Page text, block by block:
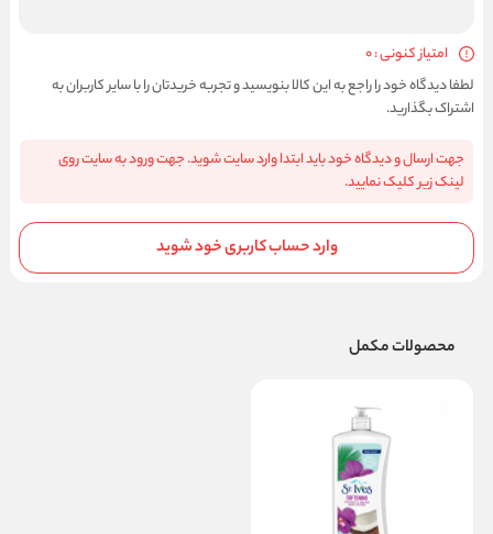
امتیاز کنونی : 0
لطفا دیدگاه خود را راجع به این کالا بنویسید و تجربه خریدتان را با سایر کاربران به
اشتراک بگذارید.
جهت ارسال و دیدگاه خود باید ابتدا وارد سایت شوید. جهت ورود به سایت روی
لینک زیر کلیک نمایید.
وارد حساب کاربری خود شوید
محصولات مکمل